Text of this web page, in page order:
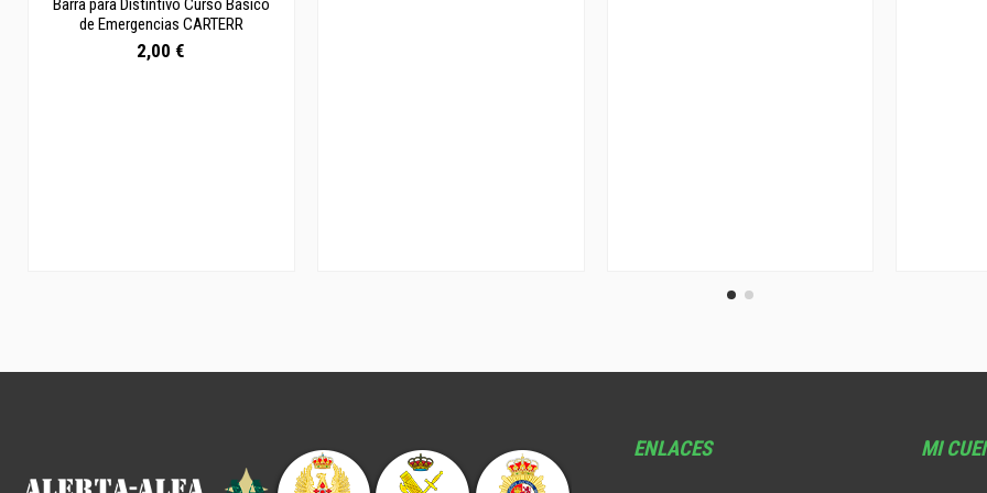
Barra para Distintivo Curso Básico
de Emergencias CARTERR
2,00 €
ENLACES MI